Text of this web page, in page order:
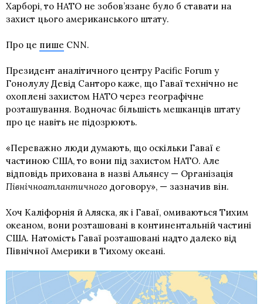
Харборі, то НАТО не зобов’язане було б ставати на
захист цього американського штату.
Про це пише CNN.
Президент аналітичного центру Pacific Forum у
Гонолулу Девід Санторо каже, що Гаваї технічно не
охоплені захистом НАТО через географічне
розташування. Водночас більшість мешканців штату
про це навіть не підозрюють.
«Переважно люди думають, що оскільки Гаваї є
частиною США, то вони під захистом НАТО. Але
відповідь прихована в назві Альянсу — Організація
Північноатлантичного договору», — зазначив він.
Хоч Каліфорнія й Аляска, як і Гаваї, омиваються Тихим
океаном, вони розташовані в континентальній частині
США. Натомість Гаваї розташовані надто далеко від
Північної Америки в Тихому океані.